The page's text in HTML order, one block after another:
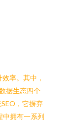
率。其中，
据生态四个
，它摒弃
中拥有一系列